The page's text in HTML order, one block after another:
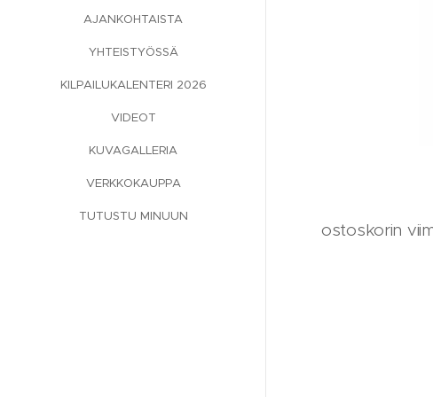
AJANKOHTAISTA
YHTEISTYÖSSÄ
KILPAILUKALENTERI 2026
VIDEOT
KUVAGALLERIA
VERKKOKAUPPA
TUTUSTU MINUUN
ostoskorin